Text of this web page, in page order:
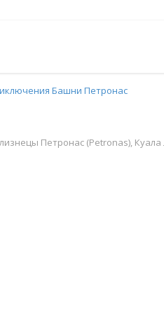
Башни Петронас
Петронас (Petronas), Куала